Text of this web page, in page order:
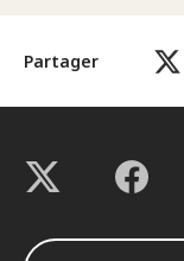
Partager